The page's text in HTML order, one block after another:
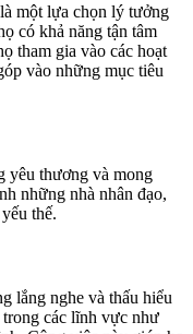
một lựa chọn lý tưởng
có khả năng tận tâm
tham gia vào các hoạt
vào những mục tiêu
yêu thương và mong
những nhà nhân đạo,
thế.
lắng nghe và thấu hiểu
các lĩnh vực như